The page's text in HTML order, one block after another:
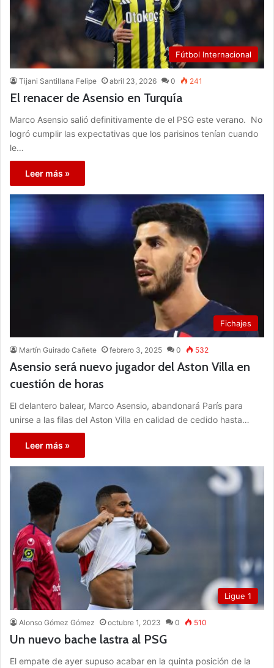
Fútbol Internacional
Tijani Santillana Felipe abril 23, 2026 0 241
El renacer de Asensio en Turquía
Marco Asensio salió definitivamente de el PSG este verano. No
logró cumplir las expectativas que los parisinos tenían cuando
le…
Leer más »
Fichajes
Martín Guirado Cañete febrero 3, 2025 0 532
Asensio será nuevo jugador del Aston Villa en
cuestión de horas
El delantero balear, Marco Asensio, abandonará París para
unirse a las filas del Aston Villa en calidad de cedido hasta…
Leer más »
Ligue 1
Alonso Gómez Gómez octubre 1, 2023 0 510
Un nuevo bache lastra al PSG
El empate de ayer supuso acabar en la quinta posición de la